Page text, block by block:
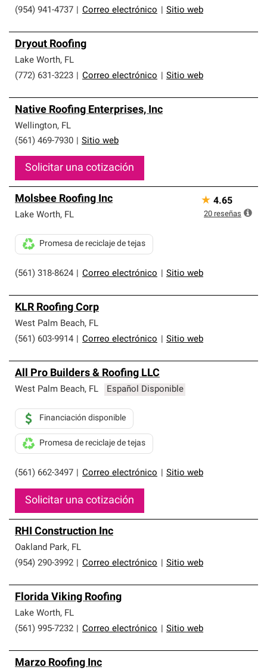
(954) 941-4737
Correo electrónico Sitio web
Dryout Roofing
Lake Worth, FL
(772) 631-3223
Correo electrónico Sitio web
Native Roofing Enterprises, Inc
Wellington, FL
(561) 469-7930
Sitio web
Solicitar una cotización
Molsbee Roofing Inc
Lake Worth, FL
(561) 318-8624 Correo electrónico Sitio web
Promesa de reciclaje de tejas
★ 4.65
20 reseñas
KLR Roofing Corp
West Palm Beach, FL
(561) 603-9914
Correo electrónico Sitio web
All Pro Builders & Roofing LLC
West Palm Beach, FL Español Disponible
(561) 662-3497 Correo electrónico Sitio web
Financiación disponible
Promesa de reciclaje de tejas
Solicitar una cotización
RHI Construction Inc
Oakland Park, FL
(954) 290-3992
Correo electrónico Sitio web
Florida Viking Roofing
Lake Worth, FL
(561) 995-7232
Correo electrónico Sitio web
Marzo Roofing Inc